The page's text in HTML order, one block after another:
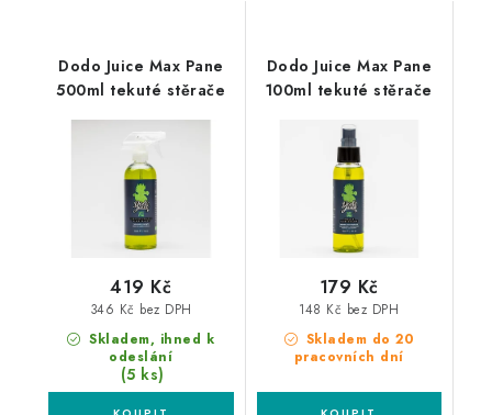
Dodo Juice Max Pane
500ml tekuté stěrače
Skladem, ihned k
odeslání
(5 ks)
346 Kč bez DPH
419 Kč
Dodo Juice Max Pane
100ml tekuté stěrače
Skladem do 20
pracovních dní
148 Kč bez DPH
179 Kč